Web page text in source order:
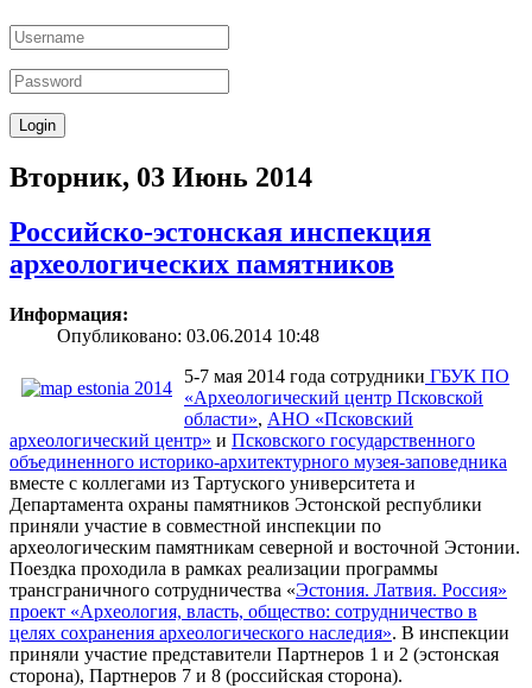
Вторник, 03 Июнь 2014
Российско-эстонская инспекция
археологических памятников
Информация:
Опубликовано: 03.06.2014 10:48
5-7 мая 2014 года сотрудники ГБУК ПО
«Археологический центр Псковской
области», АНО «Псковский
археологический центр» и Псковского государственного
объединенного историко-архитектурного музея-заповедника
вместе с коллегами из Тартуского университета и
Департамента охраны памятников Эстонской республики
приняли участие в совместной инспекции по
археологическим памятникам северной и восточной Эстонии.
Поездка проходила в рамках реализации программы
трансграничного сотрудничества «Эстония. Латвия. Россия»
проект «Археология, власть, общество: сотрудничество в
целях сохранения археологического наследия». В инспекции
приняли участие представители Партнеров 1 и 2 (эстонская
сторона), Партнеров 7 и 8 (российская сторона).